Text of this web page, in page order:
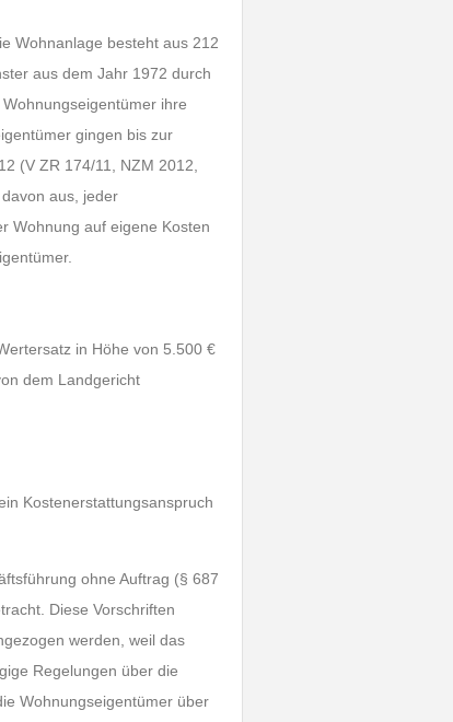
Wohnanlage besteht aus 212
aus dem Jahr 1972 durch
ihre
gingen bis zur
(V ZR 174/11, NZM 2012,
aus, jeder
Wohnung auf eigene Kosten
in Höhe von 5.500 €
dem Landgericht
Kostenerstattungsanspruch
ohne Auftrag (§ 687
Diese Vorschriften
werden, weil das
Regelungen über die
Wohnungseigentümer über